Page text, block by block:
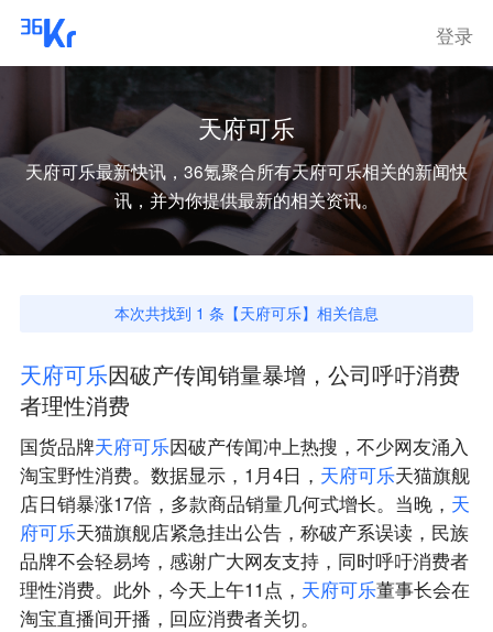
登录
天府可乐
天府可乐最新快讯，36氪聚合所有天府可乐相关的新闻快
讯，并为你提供最新的相关资讯。
本次共找到 1 条【天府可乐】相关信息
天府可乐因破产传闻销量暴增，公司呼吁消费
者理性消费
国货品牌天府可乐因破产传闻冲上热搜，不少网友涌入
淘宝野性消费。数据显示，1月4日， 天府可乐天猫旗舰
店日销暴涨17倍，多款商品销量几何式增长。当晚， 天
府可乐天猫旗舰店紧急挂出公告，称破产系误读，民族
品牌不会轻易垮，感谢广大网友支持，同时呼吁消费者
理性消费。此外，今天上午11点， 天府可乐董事长会在
淘宝直播间开播，回应消费者关切。